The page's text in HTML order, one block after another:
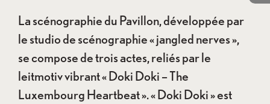
La scénographie du Pavillon, développée par
le studio de scénographie « jangled nerves »,
se compose de trois actes, reliés par le
leitmotiv vibrant « Doki Doki – The
Luxembourg Heartbeat ». « Doki Doki » est